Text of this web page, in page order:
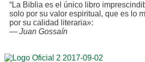
“La Biblia es el único libro
solo por su valor espiritual, que es lo
por su calidad literaria»:
— Juan Gossaín